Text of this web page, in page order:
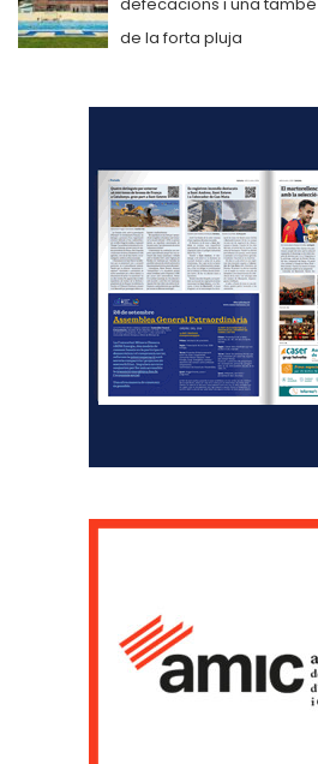
de la forta pluja